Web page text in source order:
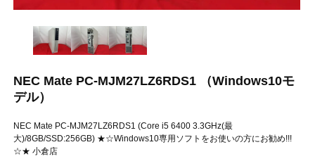
NEC Mate PC-MJM27LZ6RDS1 （Windows10モ
デル）
NEC Mate PC-MJM27LZ6RDS1 (Core i5 6400 3.3GHz(最
大)/8GB/SSD:256GB) ★☆Windows10専用ソフトをお使いの方にお勧め!!!
☆★ 小倉店